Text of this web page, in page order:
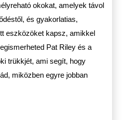
okokat, amelyek távol
és gyakorlatias,
eszközöket kapsz, amikkel
Pat Riley és a
trükkjét, ami segít, hogy
miközben egyre jobban